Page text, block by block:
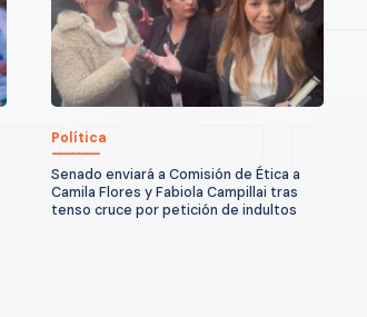
Política
Senado enviará a Comisión de Ética a
Camila Flores y Fabiola Campillai tras
tenso cruce por petición de indultos